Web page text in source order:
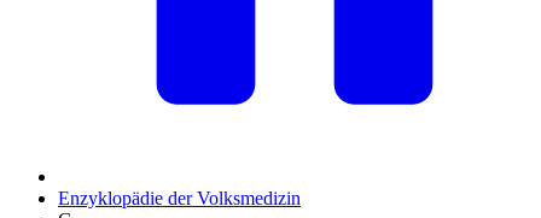
Enzyklopädie der Volksmedizin